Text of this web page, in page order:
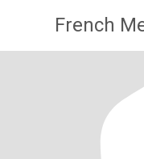
French